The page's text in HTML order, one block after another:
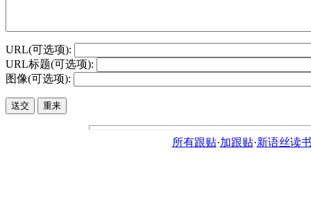
URL(可选项):
URL标题(可选项):
图像(可选项):
所有跟贴·加跟贴·新语丝读